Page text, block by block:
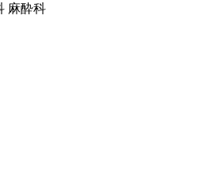
麻酔科